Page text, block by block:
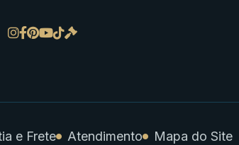
e Frete Atendimento Mapa do Site